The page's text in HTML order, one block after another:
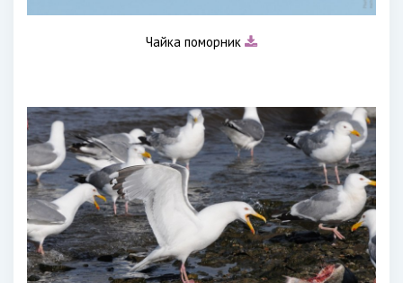
Чайка поморник